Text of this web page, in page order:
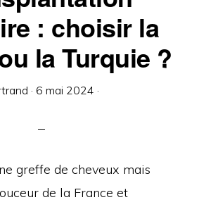
: choisir la
la Turquie ?
· 6 mai 2024 ·
greffe de cheveux mais
de la France et